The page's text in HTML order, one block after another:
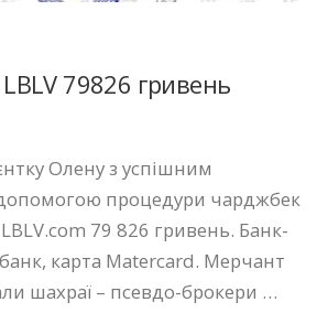
79826 гривень
Олену з успішним
процедури чарджбек
79 826 гривень. Банк-
карта Matercard. Мерчант
шахраї – псевдо-брокери …